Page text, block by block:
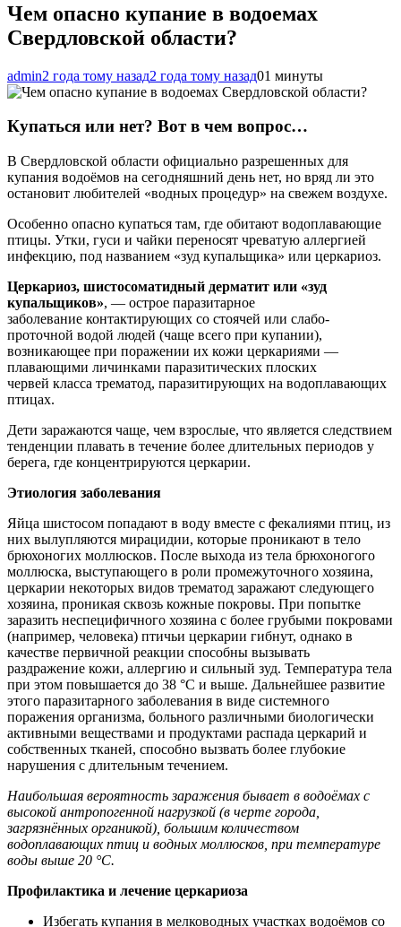
Чем опасно купание в водоемах
Свердловской области?
admin2 года тому назад2 года тому назад01 минуты
Купаться или нет? Вот в чем вопрос…
В Свердловской области официально разрешенных для
купания водоёмов на сегодняшний день нет, но вряд ли это
остановит любителей «водных процедур» на свежем воздухе.
Особенно опасно купаться там, где обитают водоплавающие
птицы. Утки, гуси и чайки переносят чреватую аллергией
инфекцию, под названием «зуд купальщика» или церкариоз.
Церкариоз, шистосоматидный дерматит или «зуд
купальщиков», — острое паразитарное
заболевание контактирующих со стоячей или слабо-
проточной водой людей (чаще всего при купании),
возникающее при поражении их кожи церкариями —
плавающими личинками паразитических плоских
червей класса трематод, паразитирующих на водоплавающих
птицах.
Дети заражаются чаще, чем взрослые, что является следствием
тенденции плавать в течение более длительных периодов у
берега, где концентрируются церкарии.
Этиология заболевания
Яйца шистосом попадают в воду вместе с фекалиями птиц, из
них вылупляются мирацидии, которые проникают в тело
брюхоногих моллюсков. После выхода из тела брюхоногого
моллюска, выступающего в роли промежуточного хозяина,
церкарии некоторых видов трематод заражают следующего
хозяина, проникая сквозь кожные покровы. При попытке
заразить неспецифичного хозяина с более грубыми покровами
(например, человека) птичьи церкарии гибнут, однако в
качестве первичной реакции способны вызывать
раздражение кожи, аллергию и сильный зуд. Температура тела
при этом повышается до 38 °С и выше. Дальнейшее развитие
этого паразитарного заболевания в виде системного
поражения организма, больного различными биологически
активными веществами и продуктами распада церкарий и
собственных тканей, способно вызвать более глубокие
нарушения с длительным течением.
Наибольшая вероятность заражения бывает в водоёмах с
высокой антропогенной нагрузкой (в черте города,
загрязнённых органикой), большим количеством
водоплавающих птиц и водных моллюсков, при температуре
воды выше 20 °С.
Профилактика и лечение церкариоза
Избегать купания в мелководных участках водоёмов со